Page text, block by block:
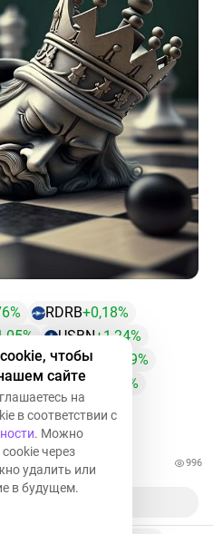
RDRB+0,18%
USBN+1,24%
TATNP
+1,29%
LSNGP +1,62%
996
чтобы
сайте
на
в соответствии с
. Можно
через
удалить или
в будущем.